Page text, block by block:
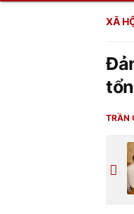
XÃ
TRẦN